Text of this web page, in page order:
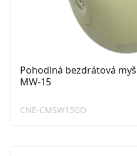
Pohodlná bezdrátová
MW-15
CNE-CMSW15GO